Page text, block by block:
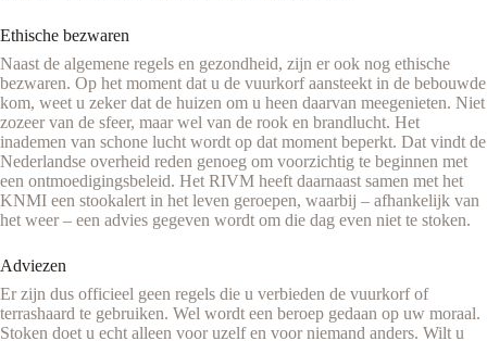
Ethische bezwaren
Naast de algemene regels en gezondheid, zijn er ook nog ethische
bezwaren. Op het moment dat u de vuurkorf aansteekt in de bebouwde
kom, weet u zeker dat de huizen om u heen daarvan meegenieten. Niet
zozeer van de sfeer, maar wel van de rook en brandlucht. Het
inademen van schone lucht wordt op dat moment beperkt. Dat vindt de
Nederlandse overheid reden genoeg om voorzichtig te beginnen met
een ontmoedigingsbeleid. Het RIVM heeft daarnaast samen met het
KNMI een stookalert in het leven geroepen, waarbij – afhankelijk van
het weer – een advies gegeven wordt om die dag even niet te stoken.
Adviezen
Er zijn dus officieel geen regels die u verbieden de vuurkorf of
terrashaard te gebruiken. Wel wordt een beroep gedaan op uw moraal.
Stoken doet u echt alleen voor uzelf en voor niemand anders. Wilt u